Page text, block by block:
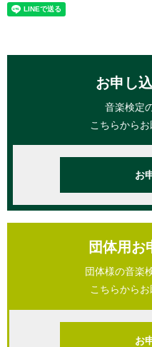
お申し
音楽検定
こちらからお
お
団体用お
団体様の音楽
こちらからお
お